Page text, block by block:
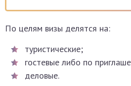
По целям визы делятся на:
туристические;
гостевые либо по
деловые.